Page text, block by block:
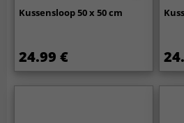
Kussensloop 50 x 50 cm
24.99 €